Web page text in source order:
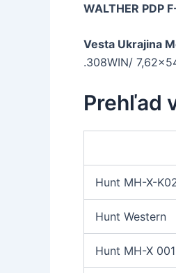
WALTHER PDP
Vesta Ukrajina
.308WIN/
Prehľad
Hunt MH-X-
Hunt Western
Hunt MH-X 001